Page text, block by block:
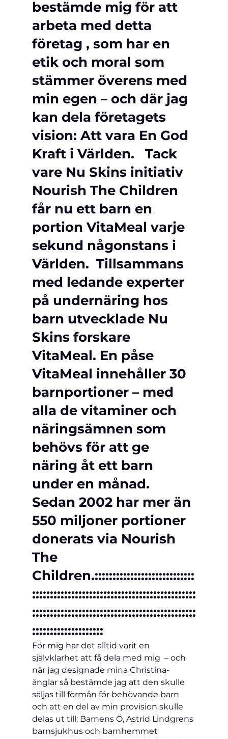
bestämde mig för att
arbeta med detta
företag , som har en
etik och moral som
stämmer överens med
min egen – och där jag
kan dela företagets
vision: Att vara En God
Kraft i Världen.
Tack
vare Nu Skins initiativ
Nourish The Children
får nu ett barn en
portion VitaMeal varje
sekund någonstans i
Världen.  Tillsammans
med ledande experter
på undernäring hos
barn utvecklade Nu
Skins forskare
VitaMeal. En påse
VitaMeal innehåller 30
barnportioner – med
alla de vitaminer och
näringsämnen som
behövs för att ge
näring åt ett barn
under en månad.
Sedan 2002 har mer än
550 miljoner portioner
donerats via Nourish
The
Children.::::::::::::::::::::::::::::
::::::::::::::::::::::::::::::::::::::::::::::
::::::::::::::::::::::::::::::::::::::::::::::
::::::::::::::::::::
För mig har det alltid varit en
självklarhet att få dela med mig  – och
när jag designade mina Christina-
änglar så bestämde jag att den skulle
säljas till förmån för behövande barn
och att en del av min provision skulle
delas ut till: Barnens Ö, Astrid Lindgrens
barnsjukhus och barnhemmet